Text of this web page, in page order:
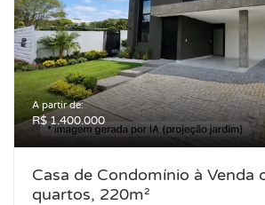
A partir de:
R$ 1.400.000
Casa de Condomínio à Venda
quartos, 220m²